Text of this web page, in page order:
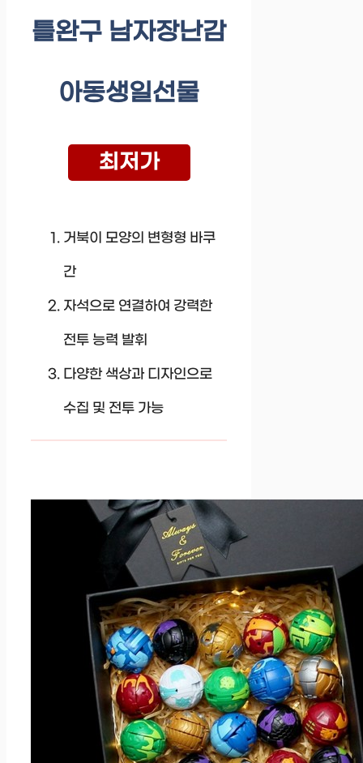
틀완구 남자장난감
아동생일선물
최저가
거북이 모양의 변형형 바쿠
간
자석으로 연결하여 강력한
전투 능력 발휘
다양한 색상과 디자인으로
수집 및 전투 가능